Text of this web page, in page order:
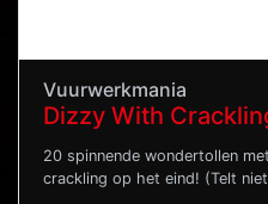
Vuurwerkmania
Dizzy With
20 spinnende wondertollen
crackling op het eind! (Telt